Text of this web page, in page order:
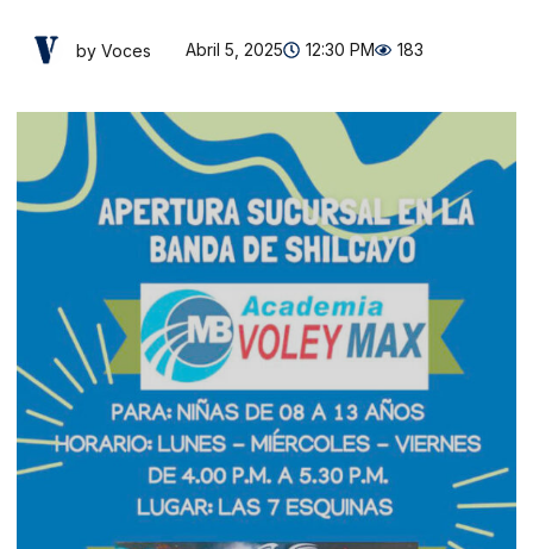
by Voces Abril 5, 2025 12:30 PM 183